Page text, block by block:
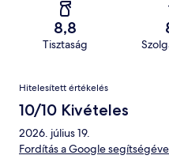
8,8
Tisztaság
Értékelések
Hitelesített értékelés
10/10 Kivételes
2026. július 19.
Fordítás a Google